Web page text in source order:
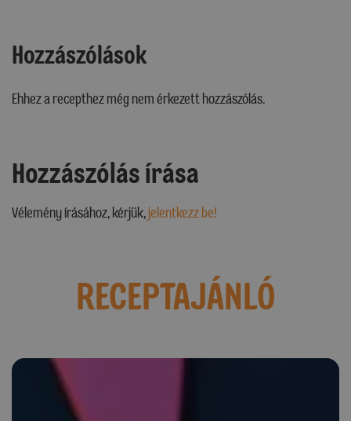
Hozzászólások
Ehhez a recepthez még nem érkezett hozzászólás.
Hozzászólás írása
Vélemény írásához, kérjük,jelentkezz be!
RECEPTAJÁNLÓ